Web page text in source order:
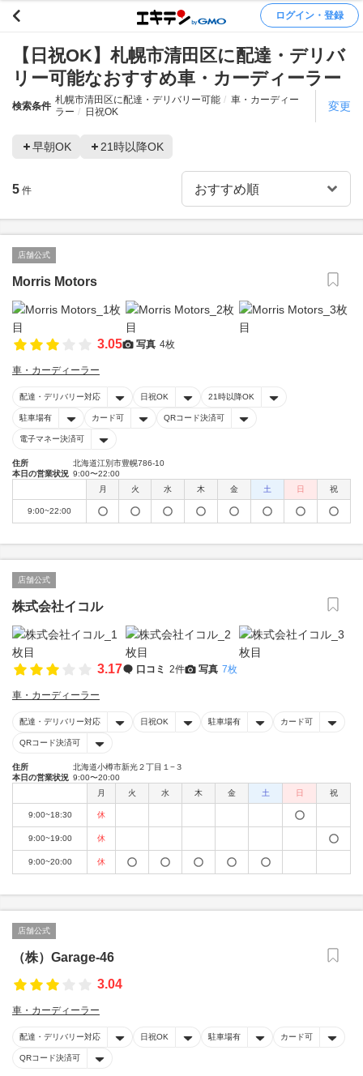
ログイン・登録
【日祝OK】札幌市清田区に配達・デリバ
リー可能なおすすめ車・カーディーラー
検索条件
札幌市清田区に配達・デリバリー可能
車・カーディー
ラー
日祝OK 変更
早朝OK 21時以降OK
5 件
店舗公式
Morris Motors
3.05 写真 4枚
車・カーディーラー
配達・デリバリー対応 日祝OK 21時以降OK
駐車場有 カード可 QRコード決済可
電子マネー決済可
住所
北海道江別市豊幌786-10
本日の営業状況 9:00〜22:00
月
火 水 木 金 土 日 祝
9:00~22:00
店舗公式
株式会社イコル
3.17 口コミ 2件 写真 7枚
車・カーディーラー
配達・デリバリー対応 日祝OK 駐車場有 カード可
QRコード決済可
住所
北海道小樽市新光２丁目１−３
本日の営業状況 9:00〜20:00
月
火 水 木 金 土 日 祝
9:00~18:30 休
9:00~19:00 休
9:00~20:00 休
店舗公式
（株）Garage-46
3.04
車・カーディーラー
配達・デリバリー対応 日祝OK 駐車場有 カード可
QRコード決済可